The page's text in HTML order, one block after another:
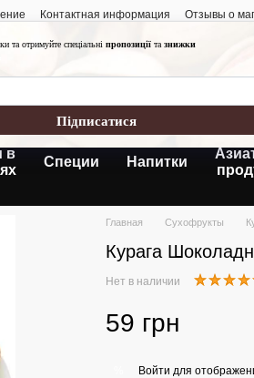
Контактная информация Отзывы о
График
Суббота-
в
Специи Напитки
Главная Сухофрукты
Курага
Нет в наличии
59 грн
Войти для